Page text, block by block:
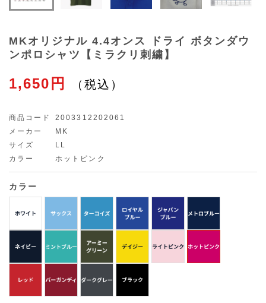
MKオリジナル 4.4オンス ドライ ボタンダウ
ンポロシャツ【ミラクリ刺繍】
1,650円
商品コード
2003312202061
メーカー
MK
サイズ
LL
カラー
ホットピンク
カラー